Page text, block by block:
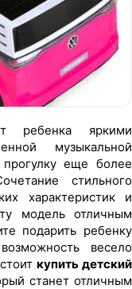
ребенка яркими
музыкальной
еще более
стильного
характеристик и
модель отличным
подарить ребенку
весело
купить детский
станет отличным